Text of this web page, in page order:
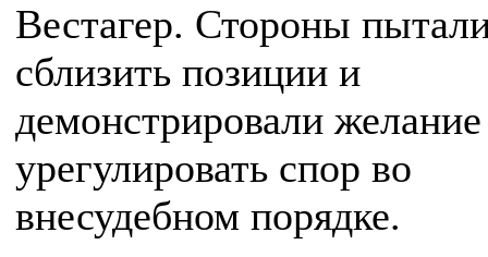
Вестагер. Стороны
сблизить позиции и
демонстрировали желание
урегулировать спор во
внесудебном порядке.